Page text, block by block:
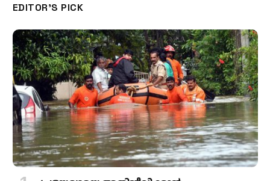
EDITOR'S PICK